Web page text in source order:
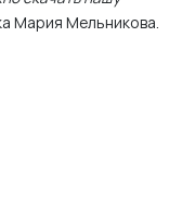
Мария Мельникова.